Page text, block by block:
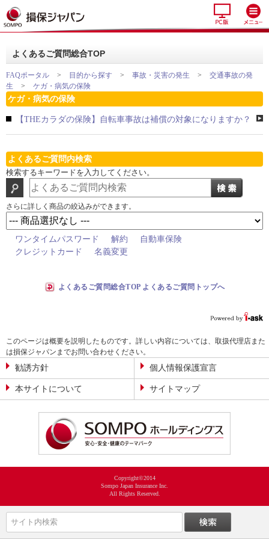
よくあるご質問総合TOP
FAQポータル > 目的から探す > 事故・災害の発生 >
交通事故の発
生
> ケガ・病気の保険
ケガ・病気の保険
【THEカラダの保険】自転車事故は補償の対象になりますか？
よくあるご質問内検索
検索するキーワードを入力してください。
さらに詳しく商品の絞込みができます。
ワンタイムパスワード 解約
自動車保険
クレジットカード
名義変更
よくあるご質問総合TOP よくあるご質問トップへ
このページは概要を説明したものです。詳しい内容については、取扱代理店また
は損保ジャパンまでお問い合わせください。
勧誘方針 個人情報保護宣言
本サイトについて サイトマップ
Copyright©2014
Sompo Japan Insurance Inc.
All Rights Reserved.